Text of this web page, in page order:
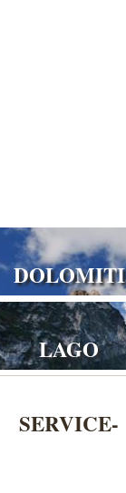
DOLOMITI
LAGO
SERVICE-